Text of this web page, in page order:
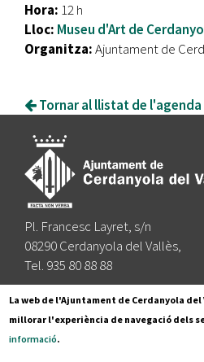
Hora: 12 h
Lloc: Museu d'Art de
Organitza:Ajuntament de
Tornar al llistat de
Pl. Francesc Layret, s/n
08290 Cerdanyola del Vallès,
Tel. 935 80 88 88
Segueix-nos a:
La web de l'Ajuntament de Cerdanyola
millorar l'experiència de navegació dels
informació.